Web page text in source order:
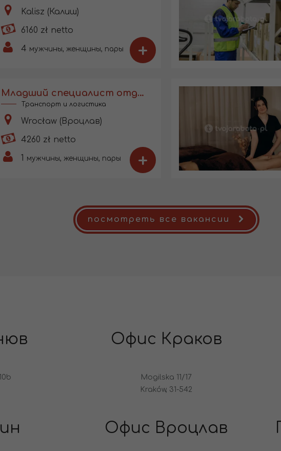
Kalisz (Калиш)
6160 zł netto
4 мужчины, женщины, пары +
Младший специалист отдела логистики
Транспорт и логистика
Wrocław (Вроцлав)
4260 zł netto
мужчины, женщины, пары +
посмотреть все вакансии
Офис Краков
Mogilska 11/17
Kraków, 31-542
Офис Вроцлав